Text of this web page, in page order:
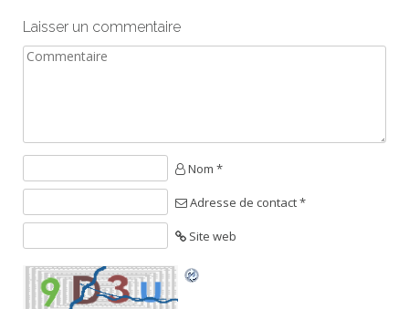
Laisser un commentaire
Nom *
Adresse de contact *
Site web